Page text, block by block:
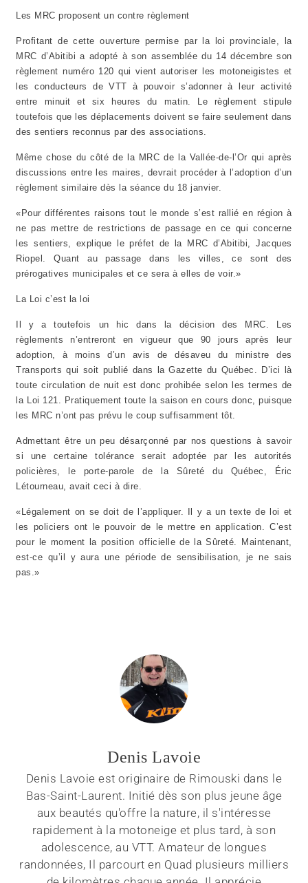
Les MRC proposent un contre règlement
Profitant de cette ouverture permise par la loi provinciale, la
MRC d’Abitibi a adopté à son assemblée du 14 décembre son
règlement numéro 120 qui vient autoriser les motoneigistes et
les conducteurs de VTT à pouvoir s’adonner à leur activité
entre minuit et six heures du matin. Le règlement stipule
toutefois que les déplacements doivent se faire seulement dans
des sentiers reconnus par des associations.
Même chose du côté de la MRC de la Vallée-de-l’Or qui après
discussions entre les maires, devrait procéder à l’adoption d’un
règlement similaire dès la séance du 18 janvier.
«Pour différentes raisons tout le monde s’est rallié en région à
ne pas mettre de restrictions de passage en ce qui concerne
les sentiers, explique le préfet de la MRC d’Abitibi, Jacques
Riopel. Quant au passage dans les villes, ce sont des
prérogatives municipales et ce sera à elles de voir.»
La Loi c’est la loi
Il y a toutefois un hic dans la décision des MRC. Les
règlements n’entreront en vigueur que 90 jours après leur
adoption, à moins d’un avis de désaveu du ministre des
Transports qui soit publié dans la Gazette du Québec. D’ici là
toute circulation de nuit est donc prohibée selon les termes de
la Loi 121. Pratiquement toute la saison en cours donc, puisque
les MRC n’ont pas prévu le coup suffisamment tôt.
Admettant être un peu désarçonné par nos questions à savoir
si une certaine tolérance serait adoptée par les autorités
policières, le porte-parole de la Sûreté du Québec, Éric
Létourneau, avait ceci à dire.
«Légalement on se doit de l’appliquer. Il y a un texte de loi et
les policiers ont le pouvoir de le mettre en application. C’est
pour le moment la position officielle de la Sûreté. Maintenant,
est-ce qu’il y aura une période de sensibilisation, je ne sais
pas.»
Denis Lavoie
Denis Lavoie est originaire de Rimouski dans le
Bas-Saint-Laurent. Initié dès son plus jeune âge
aux beautés qu'offre la nature, il s'intéresse
rapidement à la motoneige et plus tard, à son
adolescence, au VTT. Amateur de longues
randonnées, Il parcourt en Quad plusieurs milliers